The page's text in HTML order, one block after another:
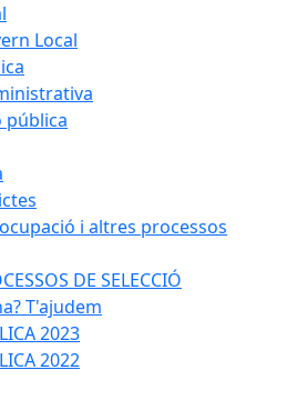
Local
pública
i altres processos
DE SELECCIÓ
T'ajudem
2023
2022